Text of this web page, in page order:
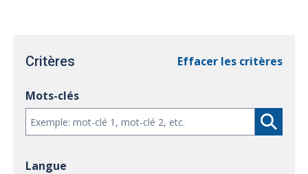
Critères Effacer les critères
Mots-clés
Langue